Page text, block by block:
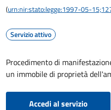
(urn:nir:stato:legge:1997-05-
Servizio attivo
Procedimento di
un immobile di proprietà
Accedi al servizio